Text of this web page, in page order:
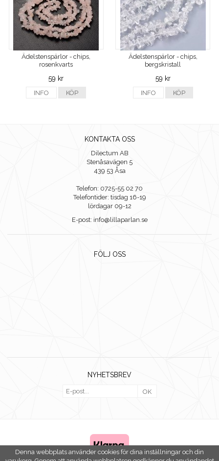
Ädelstenspärlor - chips,
rosenkvarts
59 kr
INFO KÖP
Ädelstenspärlor - chips,
bergskristall
59 kr
INFO KÖP
KONTAKTA OSS
Dilectum AB
Stenåsavägen 5
439 53 Åsa
Telefon: 0725-55 02 70
Telefontider: tisdag 16-19
lördagar 09-12
E-post: info@lillaparlan.se
FÖLJ OSS
NYHETSBREV
OK
Denna webbplats använder cookies för dina inställningar och din